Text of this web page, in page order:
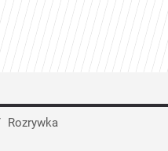
Rozrywka